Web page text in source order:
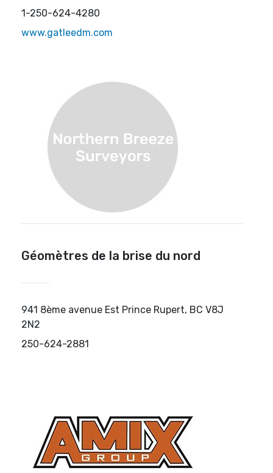
1-250-624-4280
www.gatleedm.com
Géomètres de la brise du nord
941 8ème avenue Est Prince Rupert, BC V8J
2N2
250-624-2881